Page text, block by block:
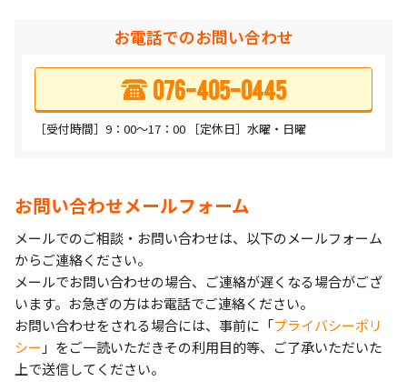
お電話でのお問い合わせ
076-405-0445
［受付時間］9：00〜17：00 ［定休日］水曜・日曜
お問い合わせメールフォーム
メールでのご相談・お問い合わせは、以下のメールフォーム
からご連絡ください。
メールでお問い合わせの場合、ご連絡が遅くなる場合がござ
います。お急ぎの方はお電話でご連絡ください。
お問い合わせをされる場合には、事前に「プライバシーポリ
シー 」をご一読いただきその利用目的等、ご了承いただいた
上で送信してください。